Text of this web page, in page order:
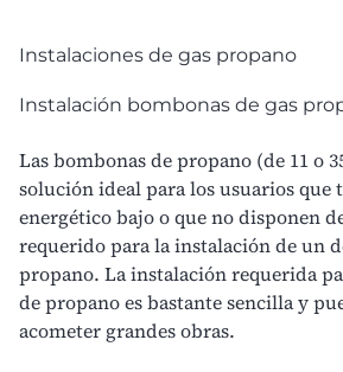
Instalaciones de gas propano
Instalación bombonas de gas
Las bombonas de propano (de 11 o
solución ideal para los usuarios que
energéticobajo o que no disponen
requerido para la instalación de un
propano. La instalación requerida
de propano es bastante sencilla y
acometer grandes obras.